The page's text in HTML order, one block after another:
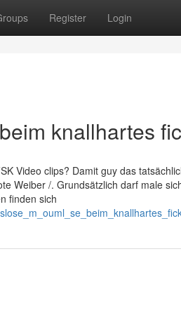
Register Login
knallhartes
Video clips? Damit guy das
Weiber /. Grundsätzlich darf male
finden sich